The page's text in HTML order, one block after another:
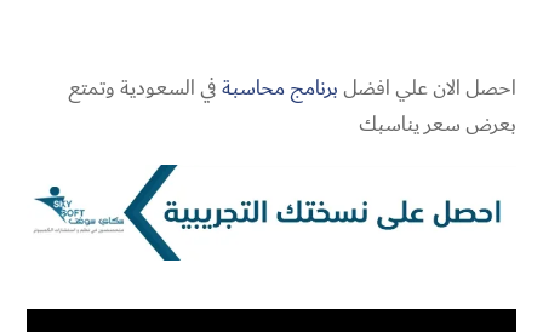
احصل الان علي افضلبرنامج محاسبةفي السعودية وتمتع
بعرض سعر يناسبك